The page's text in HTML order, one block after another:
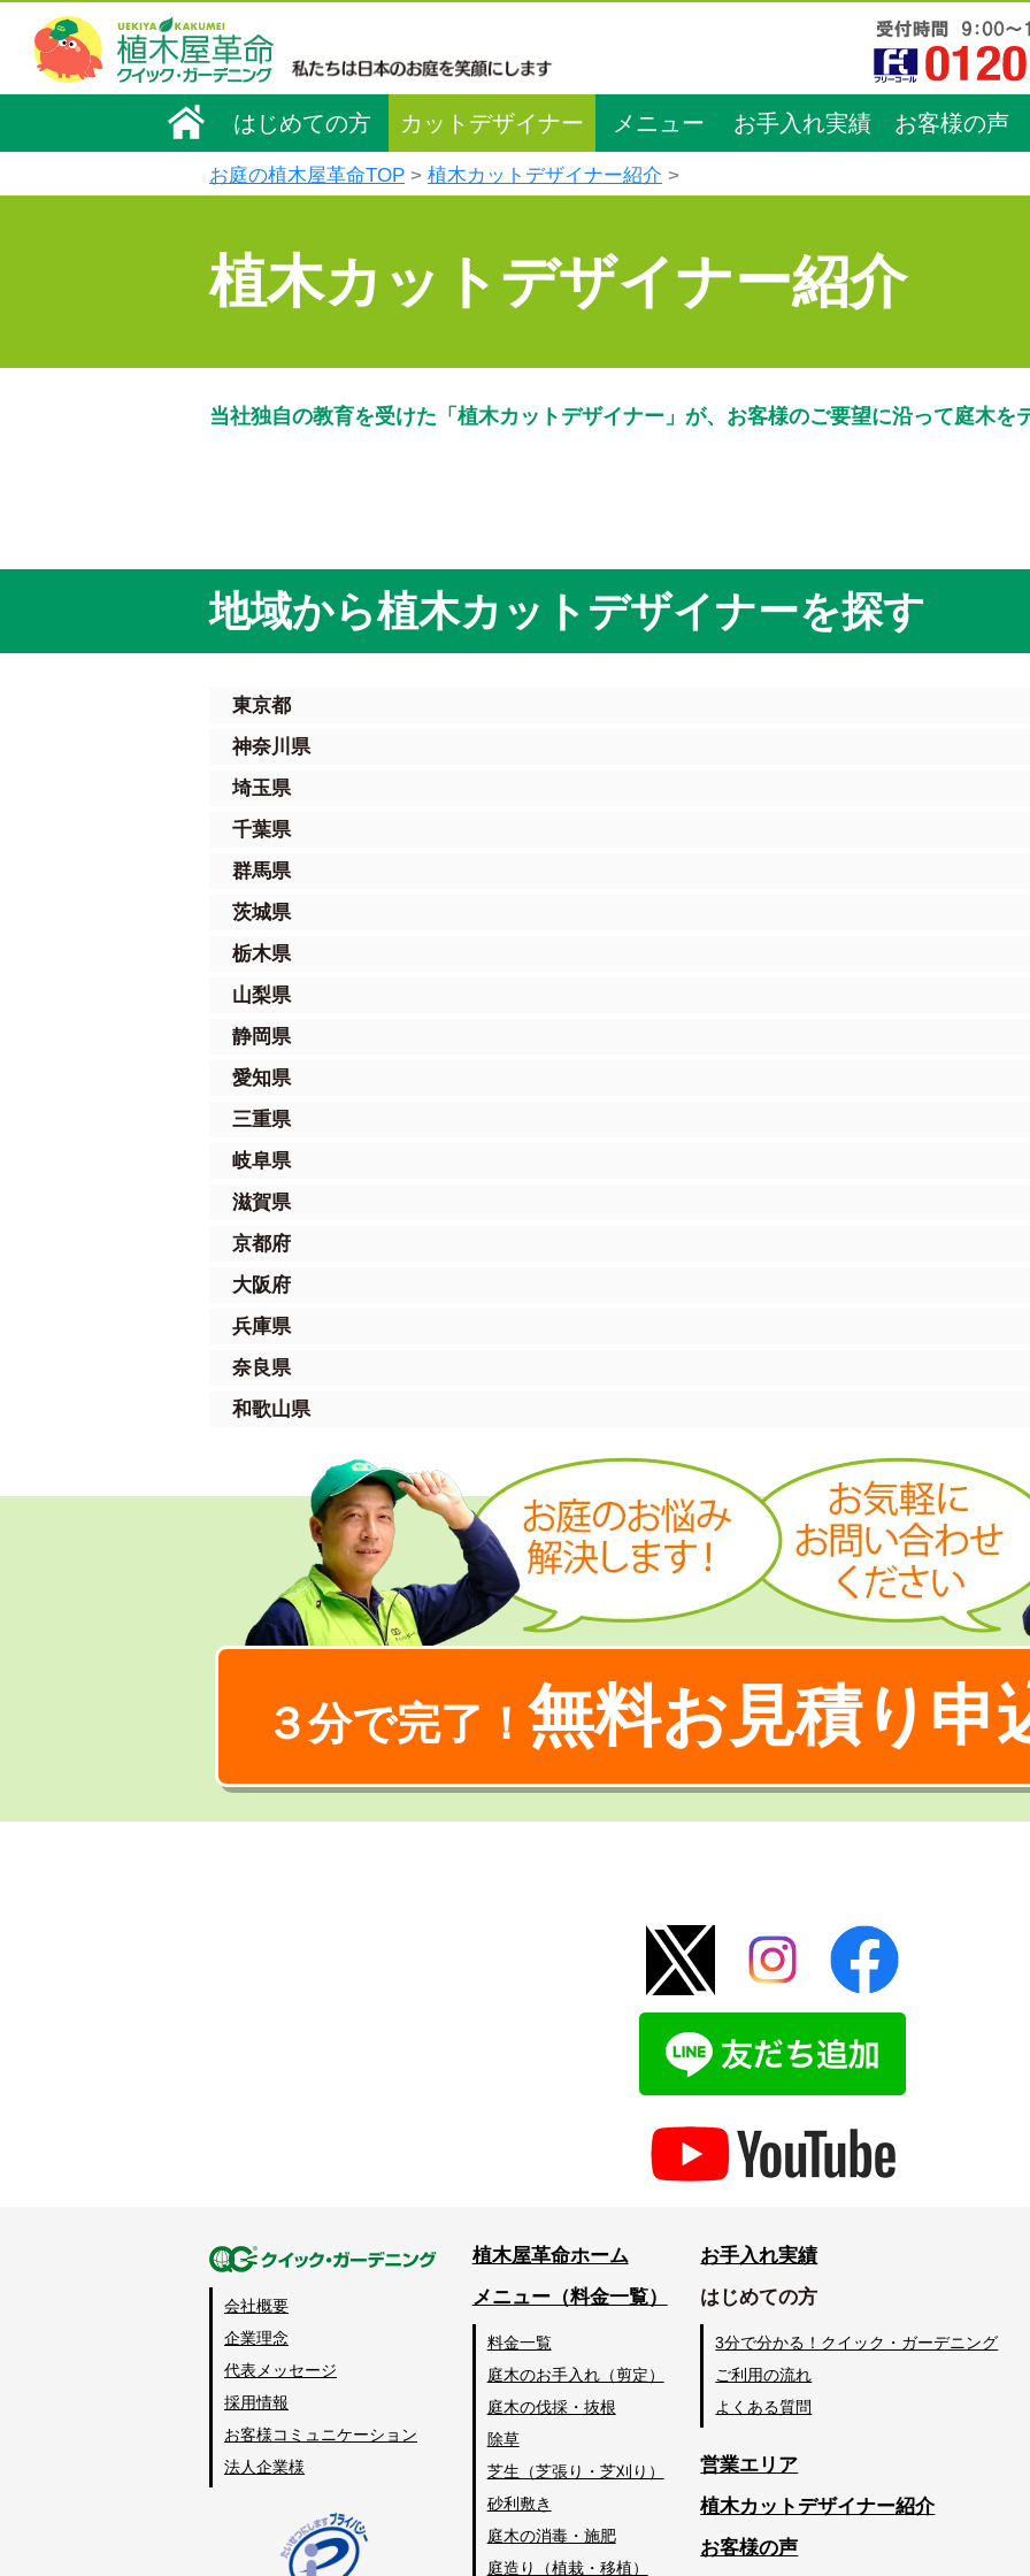
はじめての方 カットデザイナー メニュー お手入れ実績 お客様の声
お庭の植木屋革命TOP 植木カットデザイナー紹介
植木カットデザイナー紹介
当社独自の教育を受けた「植木カットデザイナー」が、お客様のご要望に沿って庭木を
地域から植木カットデザイナーを探す
東京都
神奈川県
埼玉県
千葉県
群馬県
茨城県
栃木県
山梨県
静岡県
愛知県
三重県
岐阜県
滋賀県
京都府
大阪府
兵庫県
奈良県
和歌山県
３分で完了！ 無料お見積り申
会社概要
企業理念
代表メッセージ
採用情報
お客様コミュニケーション
法人企業様
植木屋革命ホーム
メニュー（料金一覧）
料金一覧
庭木のお手入れ（剪定）
庭木の伐採・抜根
除草
芝生（芝張り・芝刈り）
砂利敷き
庭木の消毒・施肥
庭造り（植栽・移植）
お手入れ実績
はじめての方
3分で分かる！クイック・ガーデニング
ご利用の流れ
よくある質問
営業エリア
植木カットデザイナー紹介
お客様の声